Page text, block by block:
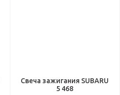
Свеча зажигания SUBARU
5 468